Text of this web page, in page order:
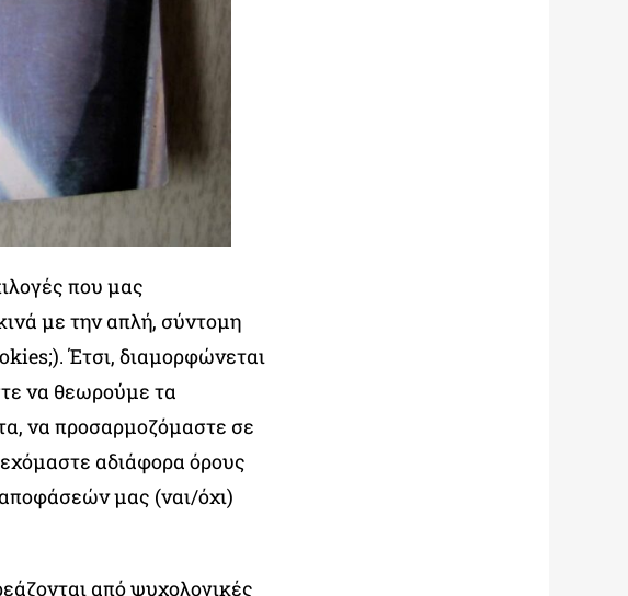
που μας
με την απλή, σύντομη
Έτσι, διαμορφώνεται
να θεωρούμε τα
να προσαρμοζόμαστε σε
αδιάφορα όρους
μας (ναι/όχι)
από ψυχολογικές